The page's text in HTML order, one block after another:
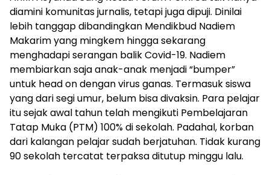
diamini komunitas jurnalis, tetapi juga dipuji. Dinilai
lebih tanggap dibandingkan Mendikbud Nadiem
Makarim yang mingkem hingga sekarang
menghadapi serangan balik Covid-19. Nadiem
membiarkan saja anak-anak menjadi “bumper”
untuk head on dengan virus ganas. Termasuk siswa
yang dari segi umur, belum bisa divaksin. Para pelajar
itu sejak awal tahun telah mengikuti Pembelajaran
Tatap Muka (PTM) 100% di sekolah. Padahal, korban
dari kalangan pelajar sudah berjatuhan. Tidak kurang
90 sekolah tercatat terpaksa ditutup minggu lalu.